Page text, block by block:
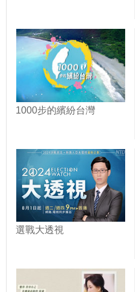
1000步的繽紛台灣
選戰大透視